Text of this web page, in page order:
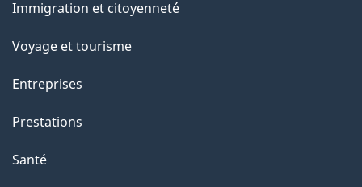
a
p
a
g
e
sujets
Immigration et citoyenneté
Voyage et tourisme
Entreprises
Prestations
Santé